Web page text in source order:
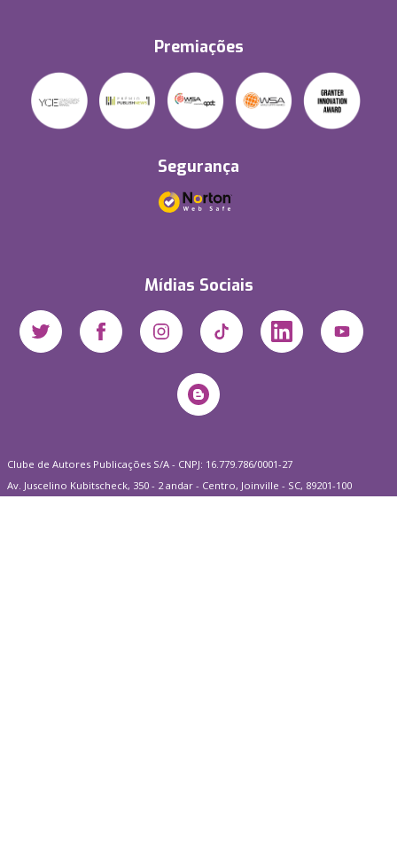
Premiações
Segurança
Mídias Sociais
Clube de Autores Publicações S/A - CNPJ: 16.779.786/0001-27
Av. Juscelino Kubitscheck, 350 - 2 andar - Centro, Joinville - SC, 89201-100